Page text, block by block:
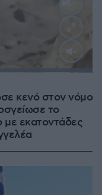
κενό στον νόμο
το
με εκατοντάδες